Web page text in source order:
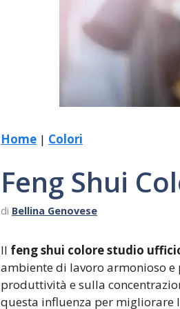
Home | Colori
Feng Shui
di Bellina Genovese
Il feng shui colore studio
ambiente di lavoro armonioso
produttività e sulla
questa influenza per migliorare